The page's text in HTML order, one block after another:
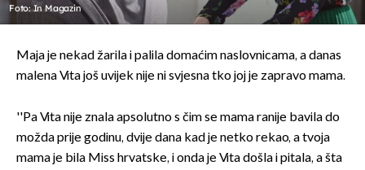
Foto: In Magazin
Maja je nekad žarila i palila domaćim naslovnicama, a danas
malena Vita još uvijek nije ni svjesna tko joj je zapravo mama.
''Pa Vita nije znala apsolutno s čim se mama ranije bavila do
možda prije godinu, dvije dana kad je netko rekao, a tvoja
mama je bila Miss hrvatske, i onda je Vita došla i pitala, a šta